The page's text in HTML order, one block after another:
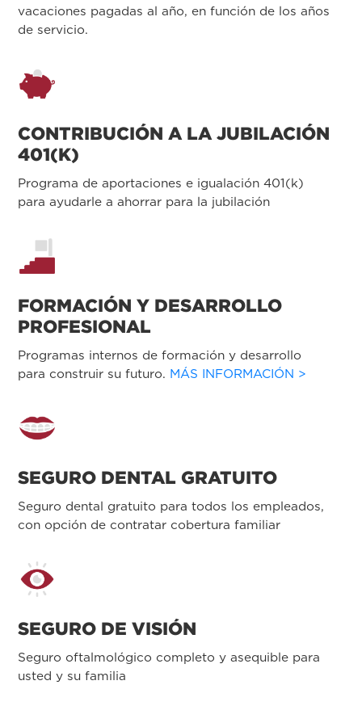
vacaciones pagadas al año, en función de los años
de servicio.
CONTRIBUCIÓN A LA JUBILACIÓN
401(K)
Programa de aportaciones e igualación 401(k)
para ayudarle a ahorrar para la jubilación
FORMACIÓN Y DESARROLLO
PROFESIONAL
Programas internos de formación y desarrollo
para construir su futuro. MÁS INFORMACIÓN >
SEGURO DENTAL GRATUITO
Seguro dental gratuito para todos los empleados,
con opción de contratar cobertura familiar
SEGURO DE VISIÓN
Seguro oftalmológico completo y asequible para
usted y su familia